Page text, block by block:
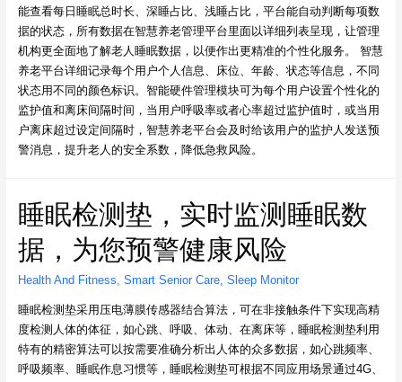
能查看每日睡眠总时长、深睡占比、浅睡占比，平台能自动判断每项数
据的状态，所有数据在智慧养老管理平台里面以详细列表呈现，让管理
机构更全面地了解老人睡眠数据，以便作出更精准的个性化服务。 智慧
养老平台详细记录每个用户个人信息、床位、年龄、状态等信息，不同
状态用不同的颜色标识。智能硬件管理模块可为每个用户设置个性化的
监护值和离床间隔时间，当用户呼吸率或者心率超过监护值时，或当用
户离床超过设定间隔时，智慧养老平台会及时给该用户的监护人发送预
警消息，提升老人的安全系数，降低急救风险。
睡眠检测垫，实时监测睡眠数
据，为您预警健康风险
Health And Fitness Smart Senior Care, Sleep Monitor
睡眠检测垫采用压电薄膜传感器结合算法，可在非接触条件下实现高精
度检测人体的体征，如心跳、呼吸、体动、在离床等，睡眠检测垫利用
特有的精密算法可以按需要准确分析出人体的众多数据，如心跳频率、
呼吸频率、睡眠作息习惯等，睡眠检测垫可根据不同应用场景通过4G、